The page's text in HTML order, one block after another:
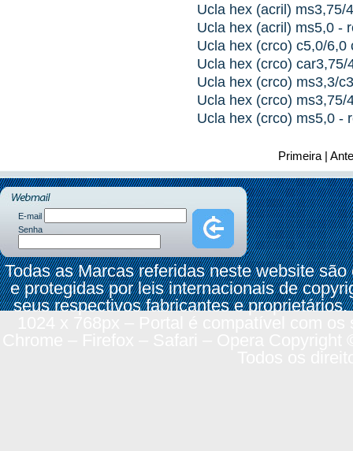
Ucla hex (acril) ms3,75/
Ucla hex (acril) ms5,0 -
Ucla hex (crco) c5,0/6,0
Ucla hex (crco) car3,75/
Ucla hex (crco) ms3,3/
Ucla hex (crco) ms3,75/
Ucla hex (crco) ms5,0 -
Primeira |
E-mail
Senha
Todas as Marcas referidas neste website
e protegidas por leis internacionais de
seus respectivos fabricantes e